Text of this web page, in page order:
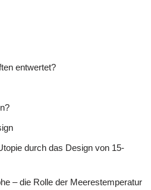
entwertet?
durch das Design von 15-
– die Rolle der Meerestemperatur